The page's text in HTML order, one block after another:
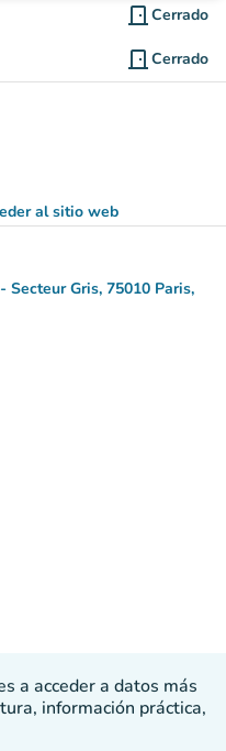
door_front Cerrado
door_front Cerrado
al sitio web
(nueva pestaña)
Gris, 75010 Paris,
a acceder a datos más
información práctica,